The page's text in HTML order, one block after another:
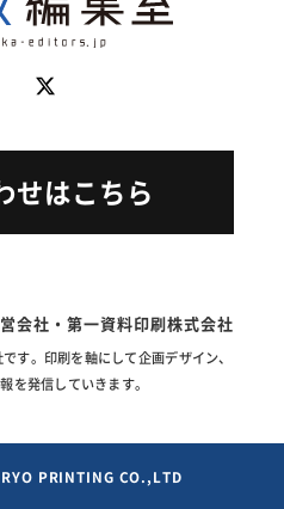
会社・第一資料印刷株式会社
す。印刷を軸にして企画デザイン、
を発信していきます。
せはこちら
PRINTING CO.,LTD